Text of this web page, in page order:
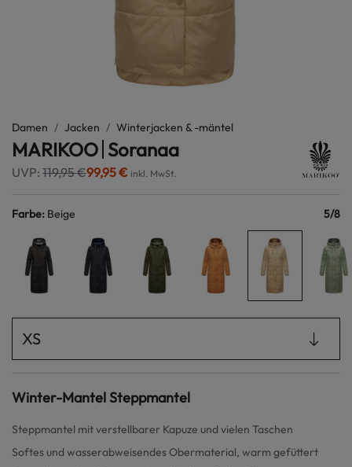
Damen Jacken Winterjacken & -mäntel
MARIKOO Soranaa
UVP: 119,95 €99,95 € inkl. MwSt.
Farbe: Beige 5/8
XS
Winter-Mantel Steppmantel
Steppmantel mit verstellbarer Kapuze und vielen Taschen
Softes und wasserabweisendes Obermaterial, warm gefüttert